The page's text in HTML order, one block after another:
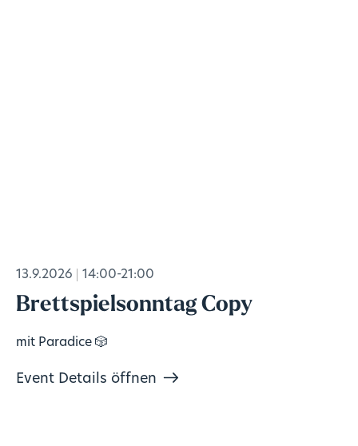
13.9.2026 14:00-21:00
Brettspielsonntag Copy
mit Paradice 🎲
Event Details öffnen